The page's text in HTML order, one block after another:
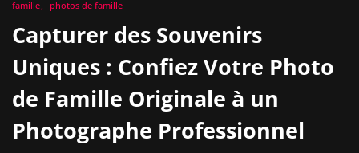
famille photos de famille
Capturer des Souvenirs
Uniques : Confiez Votre Photo
de Famille Originale à un
Photographe Professionnel